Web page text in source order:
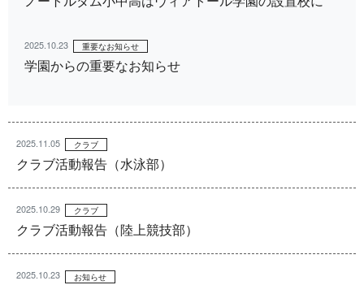
2025.10.23 重要なお知らせ
学園からの重要なお知らせ
2025.11.05 クラブ
クラブ活動報告（水泳部）
2025.10.29 クラブ
クラブ活動報告（陸上競技部）
2025.10.23 お知らせ